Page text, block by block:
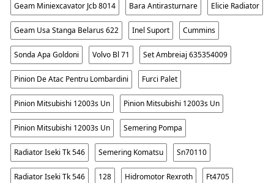
Geam Miniexcavator Jcb 8014 Bara Antirasturnare Elicie Radiator
Geam Usa Stanga Belarus 622 Inel Suport Cummins
Sonda Apa Goldoni Volvo Bl 71 Set Ambreiaj 635354009
Pinion De Atac Pentru Lombardini Furci Palet
Pinion Mitsubishi 12003s Un Pinion Mitsubishi 12003s Un
Pinion Mitsubishi 12003s Un Semering Pompa
Radiator Iseki Tk 546 Semering Komatsu Sn70110
Radiator Iseki Tk 546 128 Hidromotor Rexroth Ft4705